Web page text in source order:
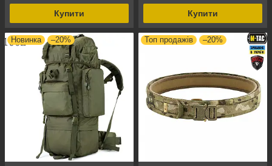
Купити Купити
Новинка –20% Топ продажів –20%